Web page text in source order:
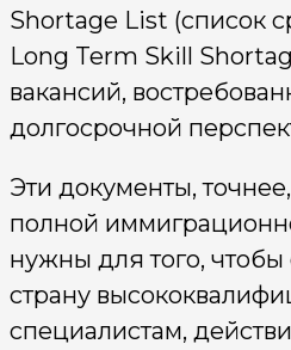
Shortage List (список
Long Term Skill
вакансий,
долгосрочной
Эти документы,
полной
нужны для того, чтобы
страну
специалистам,